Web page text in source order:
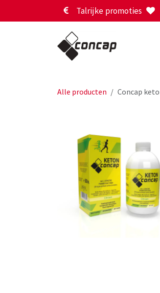
Overslaan naar inhoud Talrijke promoties
Alle producten Concap